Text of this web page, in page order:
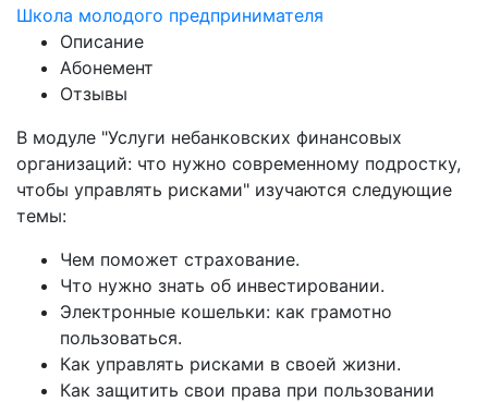
Школа молодого предпринимателя
Описание
Абонемент
Отзывы
В модуле "Услуги небанковских финансовых
организаций: что нужно современному подростку,
чтобы управлять рисками" изучаются следующие
темы:
Чем поможет страхование.
Что нужно знать об инвестировании.
Электронные кошельки: как грамотно
пользоваться.
Как управлять рисками в своей жизни.
Как защитить свои права при пользовании